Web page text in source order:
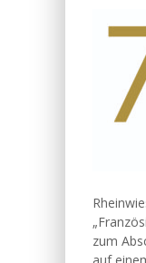
zum